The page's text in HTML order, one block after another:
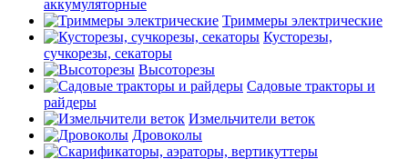
аккумуляторные
Триммеры электрические
Кусторезы,
сучкорезы, секаторы
Высоторезы
Садовые тракторы и
райдеры
Измельчители веток
Дровоколы